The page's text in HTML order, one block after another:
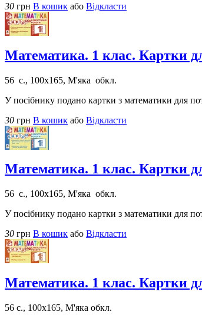
30 грн В кошик або Відкласти
Математика. 1 клас. Картки
56 с., 100х165, М'яка обкл.
У посібнику подано картки з математики для
30 грн В кошик або Відкласти
Математика. 1 клас. Картки
56 с., 100х165, М'яка обкл.
У посібнику подано картки з математики для
30 грн В кошик або Відкласти
Математика. 1 клас. Картки
56 с., 100х165, М'яка обкл.